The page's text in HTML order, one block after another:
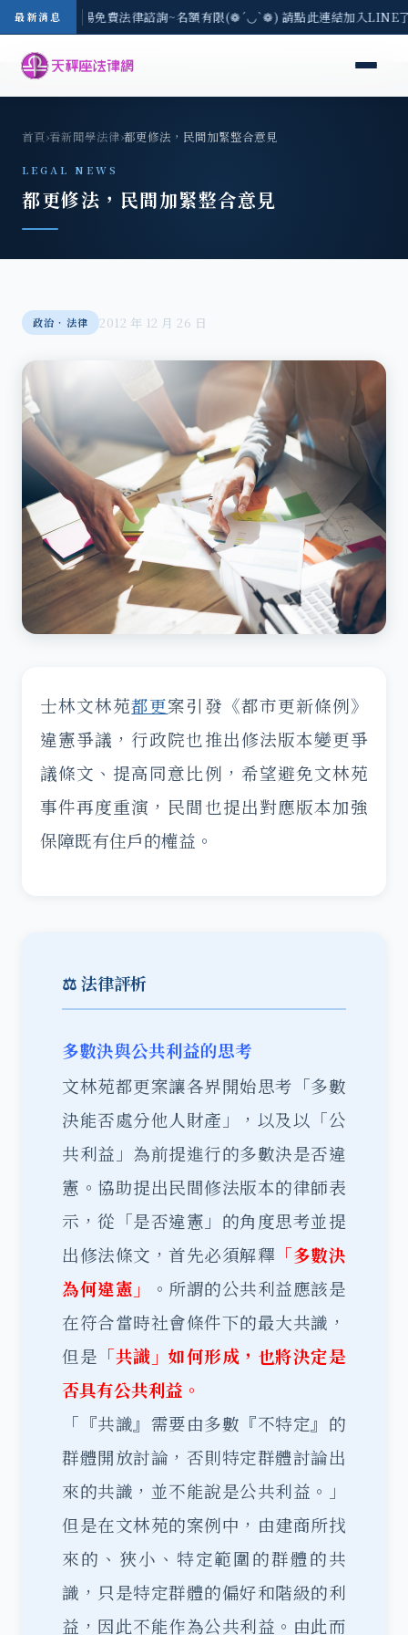
最新消息
-8/3(一) 現場免費法律諮詢~名額有限(❁´◡`❁) 請點此連結加入LINE
首頁›看新聞學法律›都更修法，民間加緊整合意見
LEGAL NEWS
都更修法，民間加緊整合意見
政治‧法律 2012 年 12 月 26 日
士林文林苑都更案引發《都市更新條例》
違憲爭議，行政院也推出修法版本變更爭
議條文、提高同意比例，希望避免文林苑
事件再度重演，民間也提出對應版本加強
保障既有住戶的權益。
⚖️ 法律評析
多數決與公共利益的思考
文林苑都更案讓各界開始思考「多數
決能否處分他人財產」，以及以「公
共利益」為前提進行的多數決是否違
憲。協助提出民間修法版本的律師表
示，從「是否違憲」的角度思考並提
出修法條文，首先必須解釋 「多數決
為何違憲」
。所謂的公共利益應該是
在符合當時社會條件下的最大共識，
但是 「共識」如何形成，也將決定是
否具有公共利益。
「『共識』需要由多數『不特定』的
群體開放討論，否則特定群體討論出
來的共識，並不能說是公共利益。」
但是在文林苑的案例中，由建商所找
來的、狹小、特定範圍的群體的共
識，只是特定群體的偏好和階級的利
益，因此不能作為公共利益。由此而